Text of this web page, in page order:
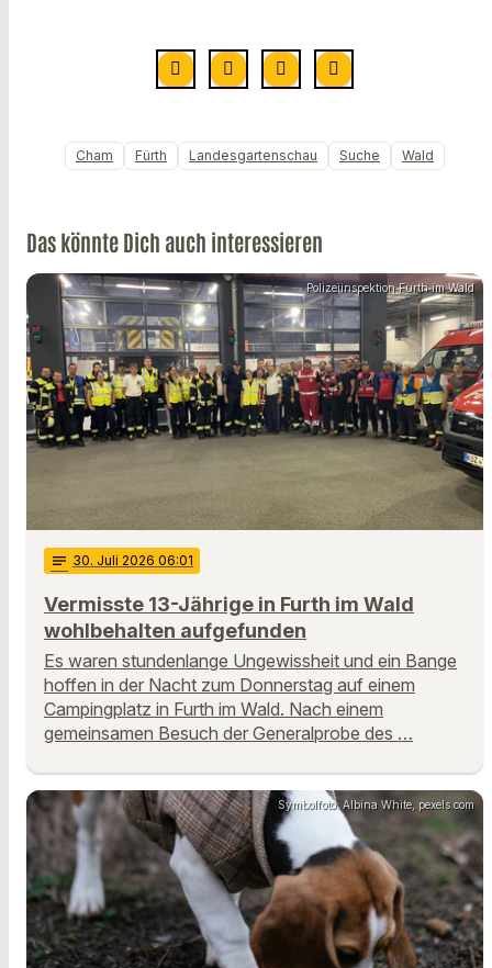
Cham Fürth Landesgartenschau Suche Wald
Das könnte Dich auch interessieren
Polizeiinspektion Furth im Wald
notes 30. Juli 2026 06:01
Vermisste 13-Jährige in Furth im Wald
wohlbehalten aufgefunden
Es waren stundenlange Ungewissheit und ein Bange
hoffen in der Nacht zum Donnerstag auf einem
Campingplatz in Furth im Wald. Nach einem
gemeinsamen Besuch der Generalprobe des …
Symbolfoto: Albina White, pexels.com